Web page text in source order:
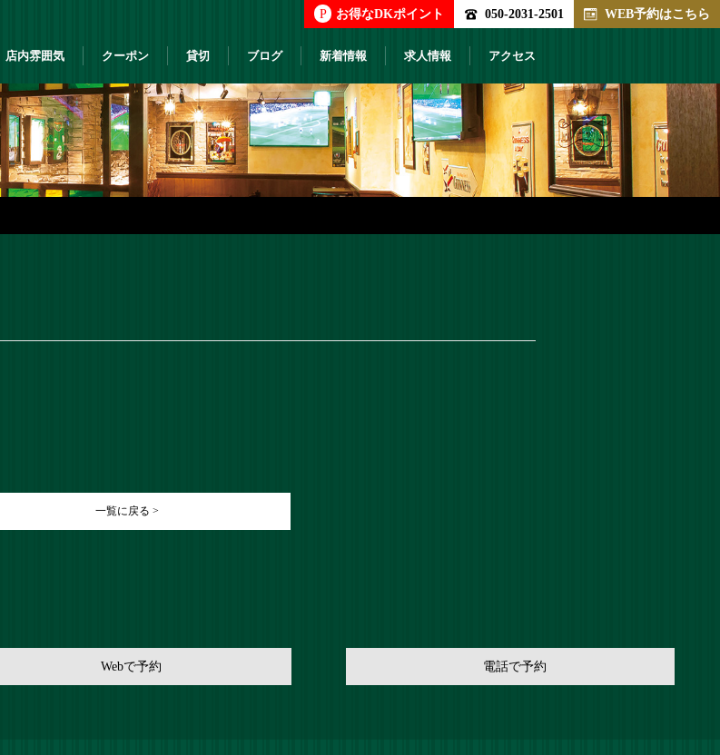
P お得なDKポイント 050-2031-2501 WEB予約はこちら
店内雰囲気 クーポン 貸切 ブログ 新着情報 求人情報 アクセス
一覧に戻る >
Webで予約 電話で予約